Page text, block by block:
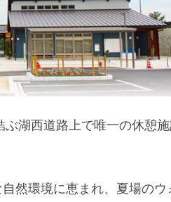
ぶ湖西道路上で唯一の休憩
然環境に恵まれ、夏場のウ